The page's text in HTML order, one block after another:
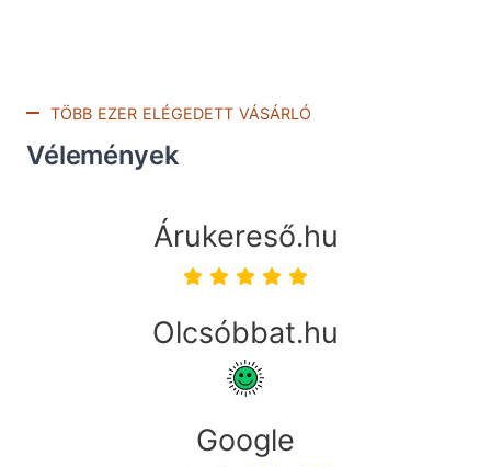
TÖBB EZER ELÉGEDETT VÁSÁRLÓ
Vélemények
Árukereső.hu
Olcsóbbat.hu
Google